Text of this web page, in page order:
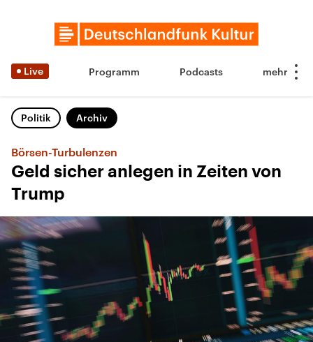
Live Programm Podcasts
Politik Archiv
Börsen-Turbulenzen
Geld sicher anlegen in Zeiten von
Trump